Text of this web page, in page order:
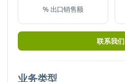
% 出口销售额
联系我们
业务类型